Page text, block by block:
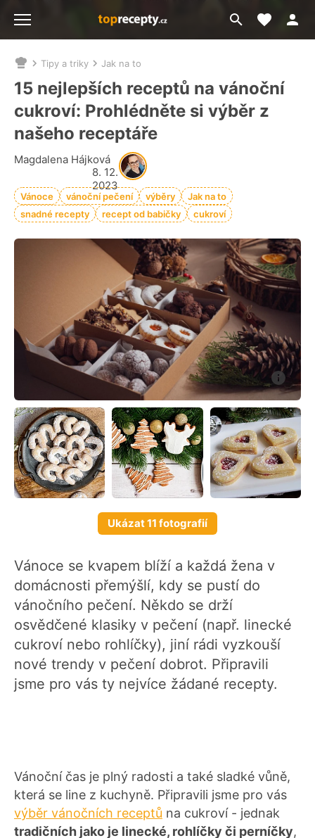
Přejít
na
Moje
Nacházíte
se
zde:
Tipy a triky Jak na to
15 nejlepších receptů na vánoční
cukroví: Prohlédněte si výběr z
našeho receptáře
Magdalena Hájková
8. 12.
2023
Vánoce vánoční pečení výběry
Jak na to
snadné recepty
recept od babičky cukroví
Ukázat 11 fotografií
Vánoce se kvapem blíží a každá žena v
domácnosti přemýšlí, kdy se pustí do
vánočního pečení. Někdo se drží
osvědčené klasiky v pečení (např. linecké
cukroví nebo rohlíčky), jiní rádi vyzkouší
nové trendy v pečení dobrot. Připravili
jsme pro vás ty nejvíce žádané recepty.
Vánoční čas je plný radosti a také sladké vůně,
která se line z kuchyně. Připravili jsme pro vás
výběr vánočních receptů na cukroví - jednak
tradičních jako je linecké, rohlíčky či perníčky,